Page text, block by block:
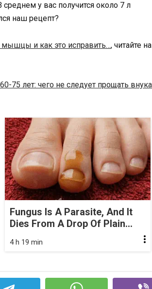
у вас получится около 7 л
наш рецепт?
и как это исправить…, читайте
75 лет: чего не следует прощать
Fungus Is A Parasite, And It
Dies From A Drop Of Plain...
4 h 19 min